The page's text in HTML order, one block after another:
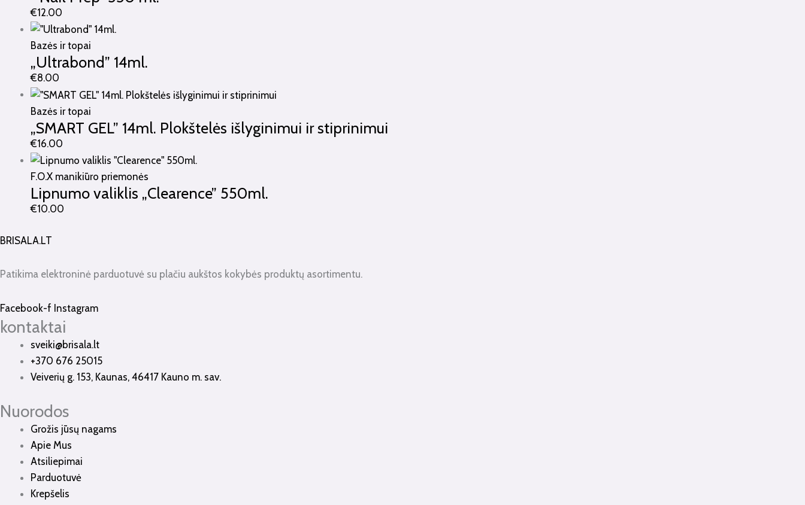
€12.00
Bazės ir topai
„Ultrabond” 14ml.
€8.00
Bazės ir topai
„SMART GEL” 14ml. Plokštelės išlyginimui ir stiprinimui
€16.00
F.O.X manikiūro priemonės
Lipnumo valiklis „Clearence” 550ml.
€10.00
BRISALA.LT
Patikima elektroninė parduotuvė su plačiu aukštos kokybės produktų asortimentu.
Facebook-f Instagram
kontaktai
sveiki@brisala.lt
+370 676 25015
Veiverių g. 153, Kaunas, 46417 Kauno m. sav.
Nuorodos
Grožis jūsų nagams
Apie Mus
Atsiliepimai
Parduotuvė
Krepšelis